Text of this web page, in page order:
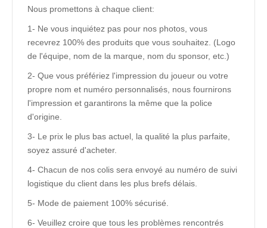
Nous promettons à chaque client:
1- Ne vous inquiétez pas pour nos photos, vous
recevrez 100% des produits que vous souhaitez. (Logo
de l'équipe, nom de la marque, nom du sponsor, etc.)
2- Que vous préfériez l'impression du joueur ou votre
propre nom et numéro personnalisés, nous fournirons
l'impression et garantirons la même que la police
d'origine.
3- Le prix le plus bas actuel, la qualité la plus parfaite,
soyez assuré d'acheter.
4- Chacun de nos colis sera envoyé au numéro de suivi
logistique du client dans les plus brefs délais.
5- Mode de paiement 100% sécurisé.
6- Veuillez croire que tous les problèmes rencontrés